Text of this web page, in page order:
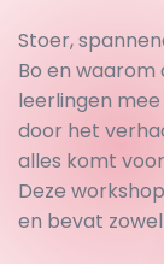
Stoer,
Bo en
leerlingen
door het
alles komt
Deze
en bevat